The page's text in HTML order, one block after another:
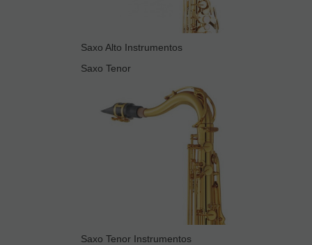
Saxo Alto Instrumentos
Saxo Tenor
Saxo Tenor Instrumentos